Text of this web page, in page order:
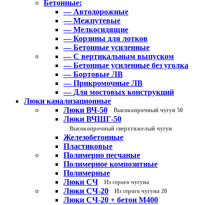
Бетонные:
— Автодорожные
— Межпутевые
— Мелкосидящие
— Корзины для лотков
— Бетонные усиленные
— С вертикальным выпуском
— Бетонные усиленные без уголка
— Бортовые ЛВ
— Прикромочные ЛВ
— Для мостовых конструкций
Люки канализационные
Люки ВЧ-50
Высокопрочный чугун 50
Люки ВЧШГ-50
Высокопрочный сверхтяжелый чугун
Железобетонные
Пластиковые
Полимерно песчаные
Полимерное композитные
Полимерные
Люки СЧ
Из серого чугуна
Люки СЧ-20 Из серого чугуна 20
Люки СЧ-20 + бетон М400